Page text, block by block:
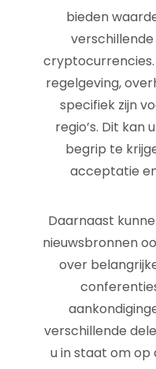
bieden
cryptocurrencies.
regelgeving,
specifiek zijn
regio’s. Dit kan
begrip te
acceptatie
Daarnaast
nieuwsbronnen
over
verschillende
u in staat om op